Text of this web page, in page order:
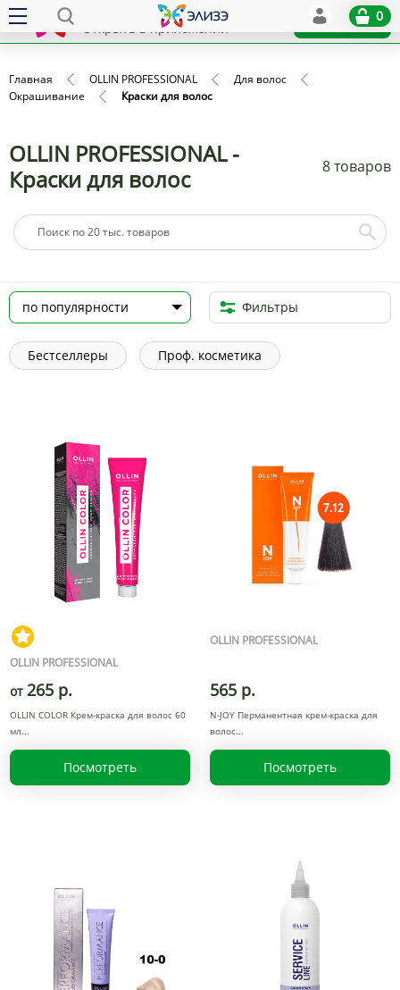
x
Открыть в приложении
Установить
0
Главная OLLIN PROFESSIONAL
Для волос
Окрашивание
Краски для волос
OLLIN PROFESSIONAL -
Краски для волос
8 товаров
Фильтры
Бестселлеры Проф. косметика
OLLIN PROFESSIONAL
от 265 р.
OLLIN COLOR Крем-краска для волос 60
мл
Посмотреть
OLLIN PROFESSIONAL
565 р.
N-JOY Перманентная крем-краска для
волос
Посмотреть